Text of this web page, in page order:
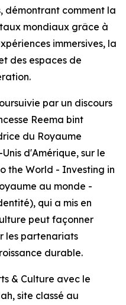
démontrant comment la
mondiaux grâce à
immersives, la
des espaces de
par un discours
Reema bint
du Royaume
d'Amérique, sur le
the World - Investing in
au monde -
qui a mis en
peut façonner
les partenariats
durable.
& Culture avec le
site classé au